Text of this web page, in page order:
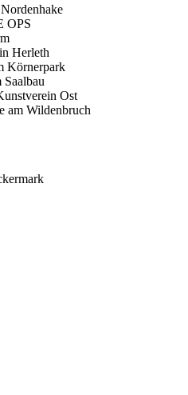
OPS
Herleth
Körnerpark
Ost
am Wildenbruch